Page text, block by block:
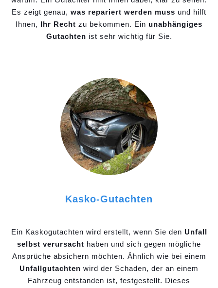
Es zeigt genau, was repariert werden muss und hilft
Ihnen, Ihr Recht zu bekommen. Ein unabhängiges
Gutachten ist sehr wichtig für Sie.
Kasko-Gutachten
Ein Kaskogutachten wird erstellt, wenn Sie den Unfall
selbst verursacht haben und sich gegen mögliche
Ansprüche absichern möchten. Ähnlich wie bei einem
Unfallgutachten wird der Schaden, der an einem
Fahrzeug entstanden ist, festgestellt. Dieses